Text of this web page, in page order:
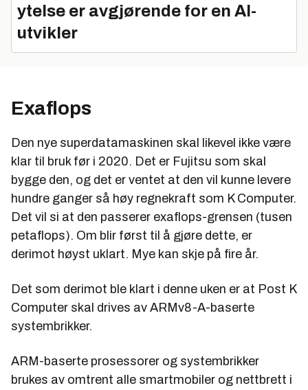
ytelse er avgjørende for en AI-
utvikler
Exaflops
Den nye superdatamaskinen skal likevel ikke være
klar til bruk før i 2020. Det er Fujitsu som skal
bygge den, og det er ventet at den vil kunne levere
hundre ganger så høy regnekraft som K Computer.
Det vil si at den passerer exaflops-grensen (tusen
petaflops). Om blir først til å gjøre dette, er
derimot høyst uklart. Mye kan skje på fire år.
Det som derimot ble klart i denne uken er at Post K
Computer skal drives av ARMv8-A-baserte
systembrikker.
ARM-baserte prosessorer og systembrikker
brukes av omtrent alle smartmobiler og nettbrett i